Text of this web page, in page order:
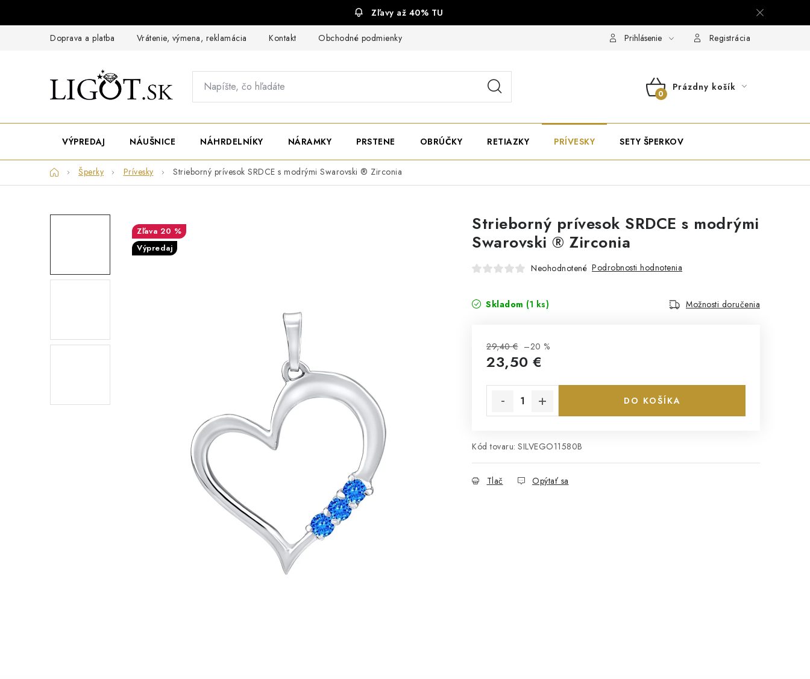
Zľavy až 40% TU
Doprava a platba Vrátenie, výmena, reklamácia Kontakt Obchodné podmienky Prihlásenie Registrácia
NÁKUPNÝ
Prázdny košík
VÝPREDAJ NÁUŠNICE NÁHRDELNÍKY NÁRAMKY PRSTENE OBRÚČKY RETIAZKY PRÍVESKY SETY ŠPERKOV
DomovŠperky Prívesky Strieborný prívesok SRDCE s modrými Swarovski ® Zirconia
Strieborný prívesok SRDCE s modrými
Swarovski ® Zirconia
Neohodnotené Podrobnosti hodnotenia
Skladom (1 ks) Možnosti doručenia
29,40 € –20 %
23,50 €
DO KOŠÍKA
Kód tovaru: SILVEGO11580B
Tlač Opýtať sa
20 %
Výpredaj